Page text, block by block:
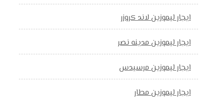
ايجار ليموزين لاند كروزر
ايجار ليموزين مدينه نصر
ايجار ليموزين مرسيدس
ايجار ليموزين مطار